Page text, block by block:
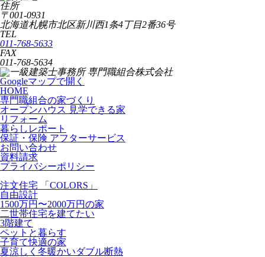
住所
〒001-0931
北海道札幌市北区新川西1条4丁目2番36号
TEL
011-768-5633
FAX
011-768-5634
Googleマップで開く
HOME
専門職組合の家づくり
オープンハウス 見学できる家
リフォーム
暮らしレポート
保証・保険 アフターサービス
お問い合わせ
資料請求
プライバシーポリシー
注文住宅 「COLORS」
自由設計
1500万円〜2000万円の家
二世帯住宅を建てたい
3階建て
ペットと暮らす
子育て快適の家
夏涼しく冬暖かいダブル断熱